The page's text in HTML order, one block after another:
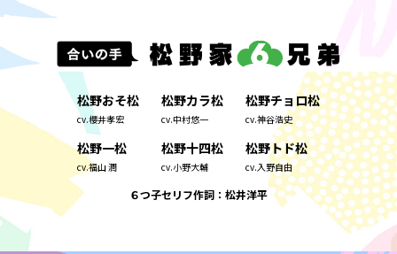
松野おそ松
cv.櫻井孝宏
松野カラ松
cv.中村悠一
松野チョロ松
cv.神谷浩史
松野一松
cv.福山 潤
松野十四松
cv.小野大輔
松野トド松
cv.入野自由
６つ子セリフ作詞：松井洋平